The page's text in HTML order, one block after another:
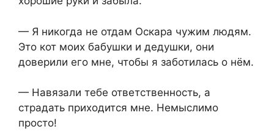
— Я никогда не отдам Оскара чужим людям.
Это кот моих бабушки и дедушки, они
доверили его мне, чтобы я заботилась о нём.
— Навязали тебе ответственность, а
страдать приходится мне. Немыслимо
просто!